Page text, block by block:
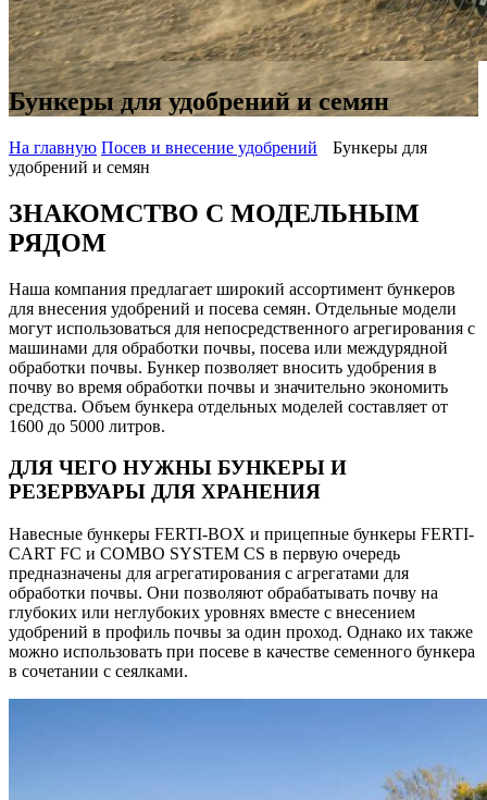
Бункеры для удобрений и семян
На главную Посев и внесение удобрений
Бункеры для
удобрений и семян
ЗНАКОМСТВО С МОДЕЛЬНЫМ
РЯДОМ
Наша компания предлагает широкий ассортимент бункеров
для внесения удобрений и посева семян. Отдельные модели
могут использоваться для непосредственного агрегирования с
машинами для обработки почвы, посева или междурядной
обработки почвы. Бункер позволяет вносить удобрения в
почву во время обработки почвы и значительно экономить
средства. Объем бункера отдельных моделей составляет от
1600 до 5000 литров.
ДЛЯ ЧЕГО НУЖНЫ БУНКЕРЫ И
РЕЗЕРВУАРЫ ДЛЯ ХРАНЕНИЯ
Навесные бункеры FERTI-BOX и прицепные бункеры FERTI-
CART FC и COMBO SYSTEM CS в первую очередь
предназначены для агрегатирования с агрегатами для
обработки почвы. Они позволяют обрабатывать почву на
глубоких или неглубоких уровнях вместе с внесением
удобрений в профиль почвы за один проход. Однако их также
можно использовать при посеве в качестве семенного бункера
в сочетании с сеялками.